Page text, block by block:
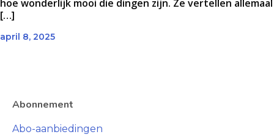
hoe wonderlijk mooi die dingen zijn. Ze vertellen allemaal
[…]
april 8, 2025
Abonnement
Abo-aanbiedingen